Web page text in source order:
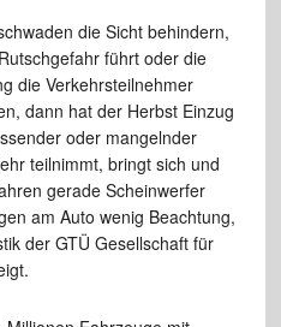
die Sicht behindern,
führt oder die
die Verkehrsteilnehmer
dann hat der Herbst Einzug
oder mangelnder
teilnimmt, bringt sich und
gerade Scheinwerfer
am Auto wenig Beachtung,
der GTÜ Gesellschaft für